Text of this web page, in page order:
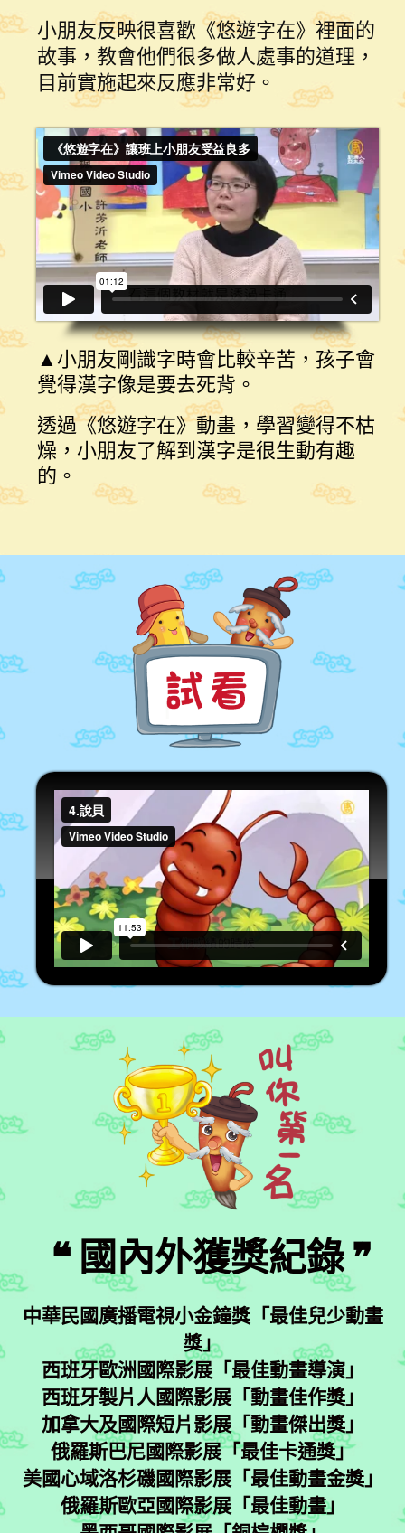
小朋友反映很喜歡《悠遊字在》裡面的
故事，教會他們很多做人處事的道理，
目前實施起來反應非常好。
▲小朋友剛識字時會比較辛苦，孩子會
覺得漢字像是要去死背。
透過《悠遊字在》動畫，學習變得不枯
燥，小朋友了解到漢字是很生動有趣
的。
❝ 國內外獲獎紀錄 ❞
中華民國廣播電視小金鐘獎「最佳兒少動畫
獎」
西班牙歐洲國際影展「最佳動畫導演」
西班牙製片人國際影展「動畫佳作獎」
加拿大及國際短片影展「動畫傑出獎」
俄羅斯巴尼國際影展「最佳卡通獎」
美國心域洛杉磯國際影展「最佳動畫金獎」
俄羅斯歐亞國際影展「最佳動畫」